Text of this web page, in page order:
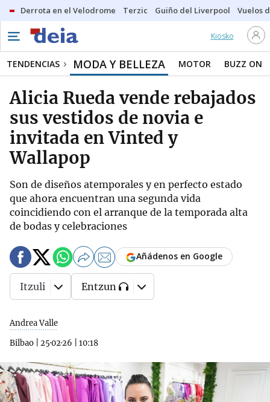
Derrota en el Velodrome Terzic Guiño del Liverpool Vuelos
Kiosko
TENDENCIAS MODA Y BELLEZA MOTOR BUZZ ON
Alicia Rueda vende rebajados
sus vestidos de novia e
invitada en Vinted y
Wallapop
Son de diseños atemporales y en perfecto estado
que ahora encuentran una segunda vida
coincidiendo con el arranque de la temporada alta
de bodas y celebraciones
Andrea Valle
Bilbao
25·02·26 10:18
Añádenos en Google
Itzuli Entzun